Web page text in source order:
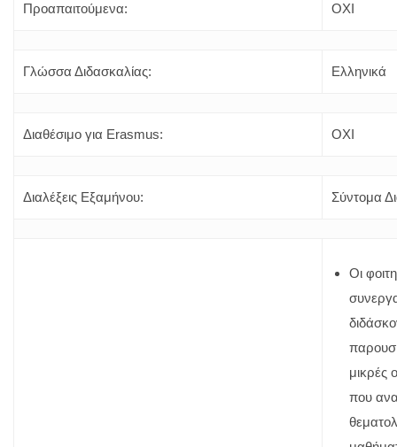
Προαπαιτούμενα: ΟΧΙ
Γλώσσα Διδασκαλίας: Ελληνικά
Διαθέσιμο για Erasmus: ΟΧΙ
Διαλέξεις Εξαμήνου: Σύντομα
Οι
μικρές
που